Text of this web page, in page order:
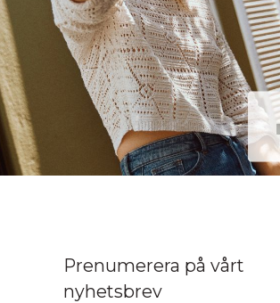
Prenumerera på vårt
nyhetsbrev